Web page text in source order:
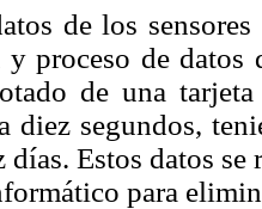
de los
y proceso de datos
de una
diez segundos,
días. Estos datos
para